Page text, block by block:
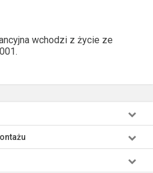
wchodzi z życie ze